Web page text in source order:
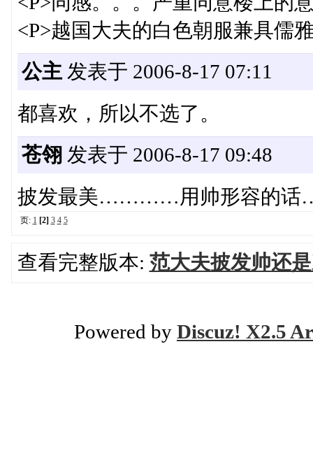
<P>越国大夫的白色朝服兼具儒
公主发表于 2006-8-17 07:11
都喜欢，所以不选了。
苍翎 发表于 2006-8-17 09:48
披发最美…………用帅形容的话
页: 1 [2] 3 4 5
查看完整版本: 范大夫披发帅还
Powered by Discuz! X2.5